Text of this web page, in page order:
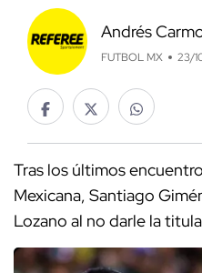
Andrés
FUTBOL MX 23/
Tras los últimos
Mexicana, Santiago
Lozano al no darle la